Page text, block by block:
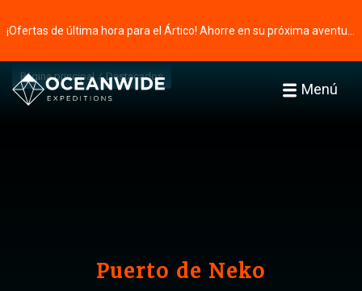
Menú
Página principal Destacados
Puerto de Neko